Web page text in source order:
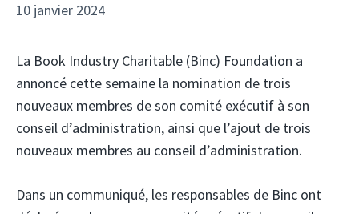
10 janvier 2024
La Book Industry Charitable (Binc) Foundation a
annoncé cette semaine la nomination de trois
nouveaux membres de son comité exécutif à son
conseil d’administration, ainsi que l’ajout de trois
nouveaux membres au conseil d’administration.
Dans un communiqué, les responsables de Binc ont